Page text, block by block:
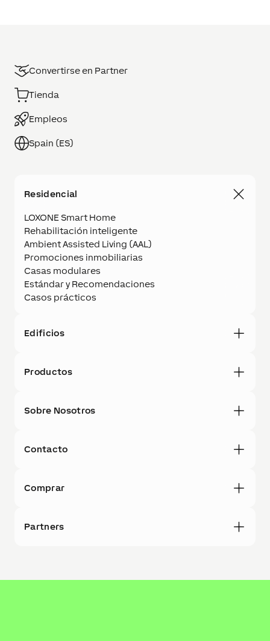
Convertirse en Partner
Tienda
Empleos
Spain (ES)
Residencial
LOXONE Smart Home
Rehabilitación inteligente
Ambient Assisted Living (AAL)
Promociones inmobiliarias
Casas modulares
Estándar y Recomendaciones
Casos prácticos
Edificios
Productos
Sobre Nosotros
Contacto
Comprar
Partners